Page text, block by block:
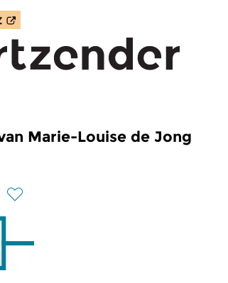
Marie-Louise de Jong